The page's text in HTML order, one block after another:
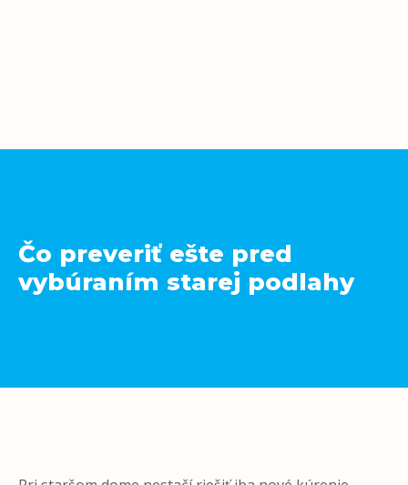
Čo preveriť ešte pred
vybúraním starej podlahy